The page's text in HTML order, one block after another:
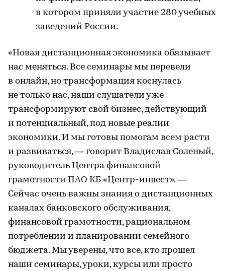
в котором приняли участие 280 учебных
заведений России.
«Новая дистанционная экономика обязывает
нас меняться. Все семинары мы перевели
в онлайн, но трансформация коснулась
не только нас, наши слушатели уже
трансформируют свой бизнес, действующий
и потенциальный, под новые реалии
экономики. И мы готовы помогам всем расти
и развиваться, — говорит Владислав Соленый,
руководитель Центра финансовой
грамотности ПАО КБ «Центр-инвест». —
Сейчас очень важны знания о дистанционных
каналах банковского обслуживания,
финансовой грамотности, рациональном
потреблении и планировании семейного
бюджета. Мы уверены, что все, кто прошел
наши семинары, уроки, курсы или просто